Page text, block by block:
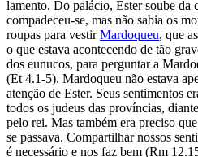
lamento. Do palácio, Ester soube da
compadeceu-se, mas não sabia os
roupas para vestirMardoqueu, que
o que estava acontecendo de tão
dos eunucos, para perguntar a
(Et 4.1-5). Mardoqueu não estava
atenção de Ester. Seus sentimentos
todos os judeus das províncias,
pelo rei. Mas também era preciso
se passava. Compartilhar nossos
é necessário e nos faz bem (Rm